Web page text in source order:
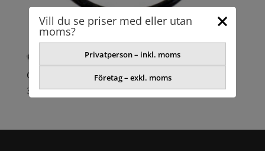
O-RING
34,32kr exkl. moms
Vill du se priser med eller utan
moms?
Privatperson – inkl. moms
Företag – exkl. moms